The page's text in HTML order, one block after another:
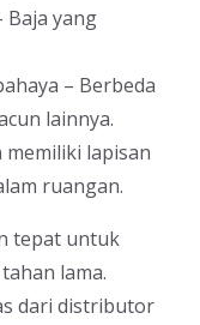
Baja yang
– Berbeda
lainnya.
lapisan
ruangan.
tepat untuk
lama.
dari distributor